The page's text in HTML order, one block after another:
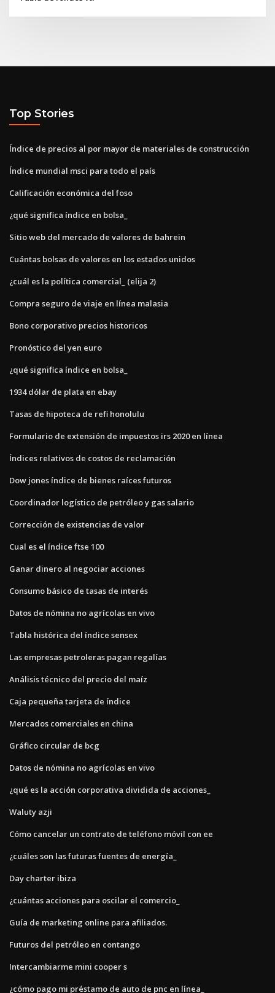
Top Stories
Índice de precios al por mayor de materiales de construcción
Índice mundial msci para todo el país
Calificación económica del foso
¿qué significa índice en bolsa_
Sitio web del mercado de valores de bahrein
Cuántas bolsas de valores en los estados unidos
¿cuál es la política comercial_ (elija 2)
Compra seguro de viaje en línea malasia
Bono corporativo precios historicos
Pronóstico del yen euro
¿qué significa índice en bolsa_
1934 dólar de plata en ebay
Tasas de hipoteca de refi honolulu
Formulario de extensión de impuestos irs 2020 en línea
Índices relativos de costos de reclamación
Dow jones índice de bienes raíces futuros
Coordinador logístico de petróleo y gas salario
Corrección de existencias de valor
Cual es el índice ftse 100
Ganar dinero al negociar acciones
Consumo básico de tasas de interés
Datos de nómina no agrícolas en vivo
Tabla histórica del índice sensex
Las empresas petroleras pagan regalías
Análisis técnico del precio del maíz
Caja pequeña tarjeta de índice
Mercados comerciales en china
Gráfico circular de bcg
Datos de nómina no agrícolas en vivo
¿qué es la acción corporativa dividida de acciones_
Waluty azji
Cómo cancelar un contrato de teléfono móvil con ee
¿cuáles son las futuras fuentes de energía_
Day charter ibiza
¿cuántas acciones para oscilar el comercio_
Guía de marketing online para afiliados.
Futuros del petróleo en contango
Intercambiarme mini cooper s
¿cómo pago mi préstamo de auto de pnc en línea_